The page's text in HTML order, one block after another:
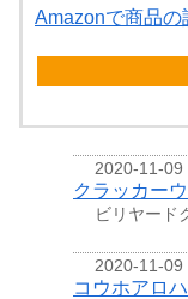
Amazonで商品の
2020-11-09
クラッカー
ビリヤード
2020-11-09
コウホアロ